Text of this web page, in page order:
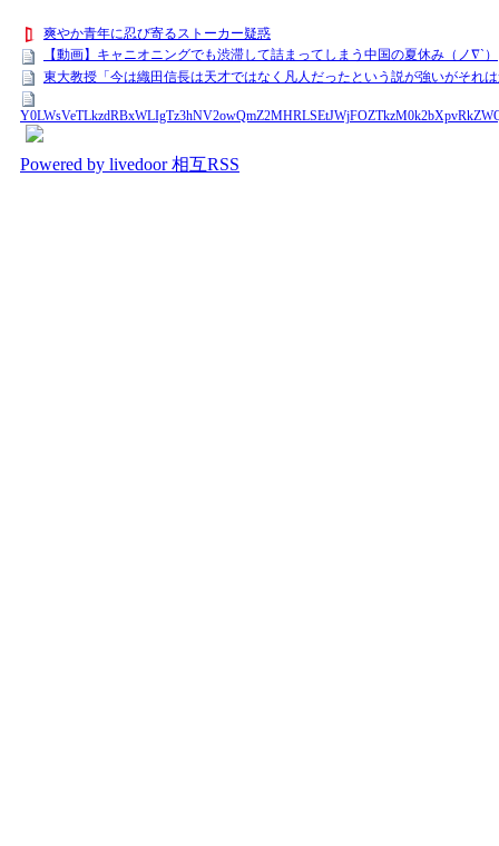
爽やか青年に忍び寄るストーカー疑惑
【動画】キャニオニングでも渋滞して詰まってしまう中国の夏休み（ノ∇`）
東大教授「今は織田信長は天才ではなく凡人だったという説が強いがそれ
Powered by livedoor 相互RSS